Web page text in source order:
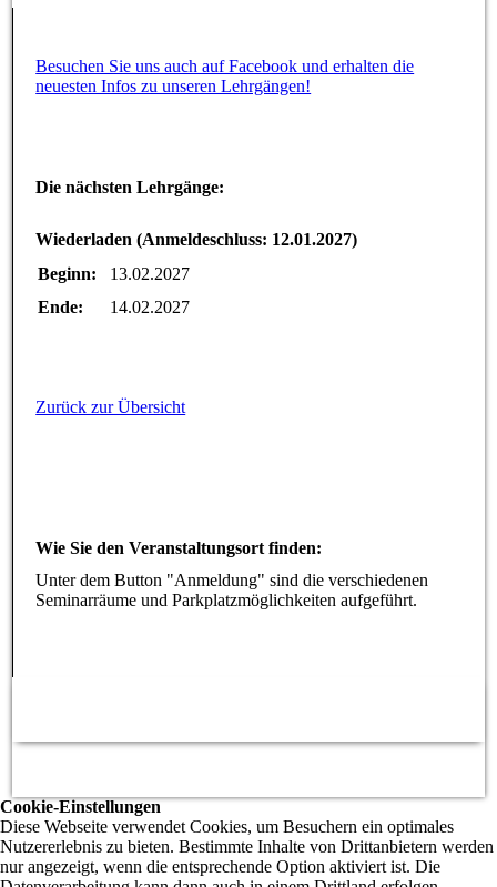
Besuchen Sie uns auch auf Facebook und erhalten die
neuesten Infos zu unseren Lehrgängen!
Die nächsten Lehrgänge:
Wiederladen (Anmeldeschluss: 12.01.2027)
Beginn:
13.02.2027
Ende:
14.02.2027
Zurück zur Übersicht
Wie Sie den Veranstaltungsort finden:
Unter dem Button "Anmeldung" sind die verschiedenen
Seminarräume und Parkplatzmöglichkeiten aufgeführt.
Cookie-Einstellungen
Diese Webseite verwendet Cookies, um Besuchern ein optimales
Nutzererlebnis zu bieten. Bestimmte Inhalte von Drittanbietern werden
nur angezeigt, wenn die entsprechende Option aktiviert ist. Die